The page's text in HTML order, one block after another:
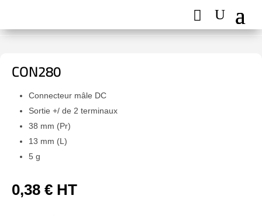
CON280
Connecteur mâle DC
Sortie +/ de 2 terminaux
38 mm (Pr)
13 mm (L)
5 g
0,38 € HT